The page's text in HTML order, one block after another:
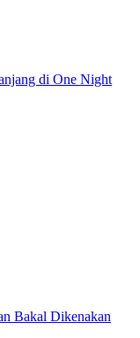
di One Night
Bakal Dikenakan